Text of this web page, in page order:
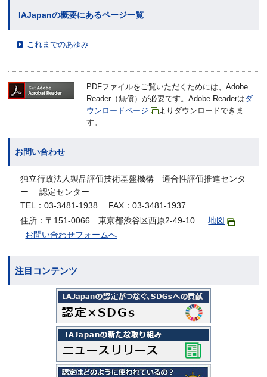
IAJapanの概要にあるページ一覧
これまでのあゆみ
PDFファイルをご覧いただくためには、Adobe
Reader（無償）が必要です。Adobe Readerはダ
ウンロードページ
よりダウンロードできま
す。
お問い合わせ
独立行政法人製品評価技術基盤機構 適合性評価推進センタ
ー 認定センター
TEL：03-3481-1938 FAX：03-3481-1937
住所：〒151-0066 東京都渋谷区西原2-49-10
地図
お問い合わせフォームへ
注目コンテンツ